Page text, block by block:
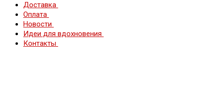
Доставка
Оплата
Новости
Идеи для вдохновения
Контакты